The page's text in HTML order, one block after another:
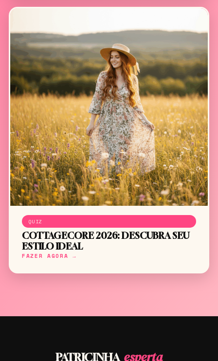
QUIZ
COTTAGECORE 2026: DESCUBRA SEU
ESTILO IDEAL
FAZER AGORA →
PATRICINHA esperta